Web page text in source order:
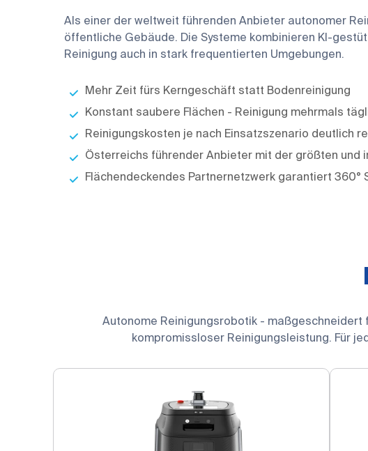
Als einer der weltweit führenden Anbieter autonomer
öffentliche Gebäude. Die Systeme kombinieren KI-
Reinigung auch in stark frequentierten Umgebungen.
Mehr Zeit fürs Kerngeschäft statt Bodenreinigung
Konstant saubere Flächen - Reinigung mehrmals
Reinigungskosten je nach Einsatzszenario deutlich
Österreichs führender Anbieter mit der größten und
Flächendeckendes Partnernetzwerk garantiert 360°
Autonome Reinigungsrobotik - maßgeschneidert
kompromissloser Reinigungsleistung. Für